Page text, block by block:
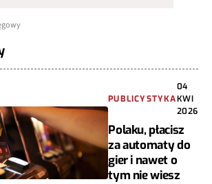
PUBLICYSTYKA
04
KWI
2026
Polaku, płacisz
za automaty do
gier i nawet o
tym nie wiesz